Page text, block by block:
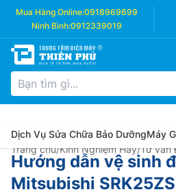
Mua Hàng Online:0918969699
Ninh Bình:0912339019
Dịch Vụ Sửa Chữa Bảo DưỡngMáy
Trang chủ/Kinh Nghiệm Hay/Tư vấn
Hướng dẫn vệ sinh
Mitsubishi